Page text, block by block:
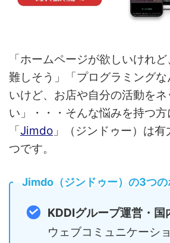
「ホームページが欲しいけれ
難しそう」「プログラミング
いけど、お店や自分の活動を
い」・・・そんな悩みを持つ方
「Jimdo 」（ジンドゥー）は
つです。
Jimdo（ジンドゥー）の3つの
KDDIグループ運営・国
ウェブコミュニケーシ